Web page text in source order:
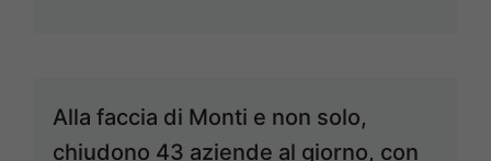
Alla faccia di Monti e non solo,
chiudono 43 aziende al giorno, con